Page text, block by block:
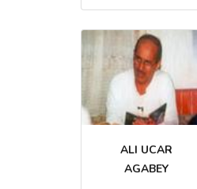
ALI UCAR
AGABEY